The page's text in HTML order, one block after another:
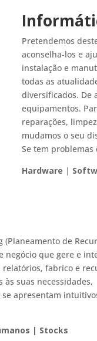
Pretendemos
aconselha-los e
instalação e
todas as
diversificados. De
equipamentos.
reparações,
mudamos o seu
Se tem problemas
Hardware |
(Planeamento de
negócio que gere e
fabrico e
suas necessidades,
apresentam
| Stocks